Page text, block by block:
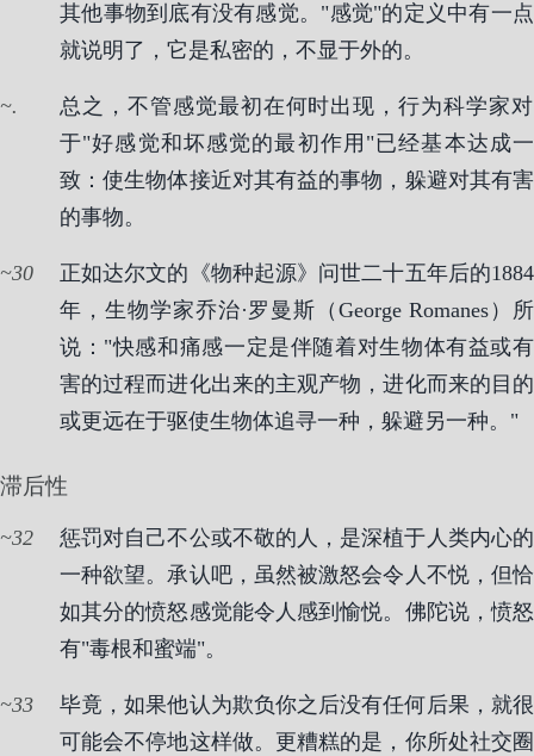
其他事物到底有没有感觉。"感觉"的定义中有一点
就说明了，它是私密的，不显于外的。
.
总之，不管感觉最初在何时出现，行为科学家对
于"好感觉和坏感觉的最初作用"已经基本达成一
致：使生物体接近对其有益的事物，躲避对其有害
的事物。
30
正如达尔文的《物种起源》问世二十五年后的1884
年，生物学家乔治·罗曼斯（George Romanes）所
说："快感和痛感一定是伴随着对生物体有益或有
害的过程而进化出来的主观产物，进化而来的目的
或更远在于驱使生物体追寻一种，躲避另一种。"
滞后性
32
惩罚对自己不公或不敬的人，是深植于人类内心的
一种欲望。承认吧，虽然被激怒会令人不悦，但恰
如其分的愤怒感觉能令人感到愉悦。佛陀说，愤怒
有"毒根和蜜端"。
33
毕竟，如果他认为欺负你之后没有任何后果，就很
可能会不停地这样做。更糟糕的是，你所处社交圈